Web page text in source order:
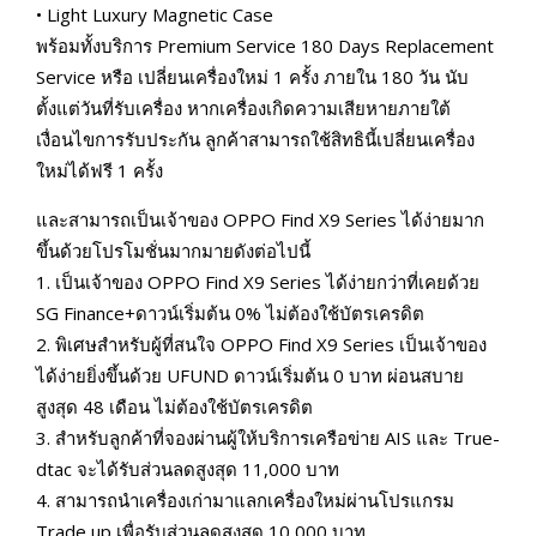
• Light Luxury Magnetic Case
พร้อมทั้งบริการ Premium Service 180 Days Replacement
Service หรือ เปลี่ยนเครื่องใหม่ 1 ครั้ง ภายใน 180 วัน นับ
ตั้งแต่วันที่รับเครื่อง หากเครื่องเกิดความเสียหายภายใต้
เงื่อนไขการรับประกัน ลูกค้าสามารถใช้สิทธินี้เปลี่ยนเครื่อง
ใหม่ได้ฟรี 1 ครั้ง
และสามารถเป็นเจ้าของ OPPO Find X9 Series ได้ง่ายมาก
ขึ้นด้วยโปรโมชั่นมากมายดังต่อไปนี้
1. เป็นเจ้าของ OPPO Find X9 Series ได้ง่ายกว่าที่เคยด้วย
SG Finance+ดาวน์เริ่มต้น 0% ไม่ต้องใช้บัตรเครดิต
2. พิเศษสำหรับผู้ที่สนใจ OPPO Find X9 Series เป็นเจ้าของ
ได้ง่ายยิ่งขึ้นด้วย UFUND ดาวน์เริ่มต้น 0 บาท ผ่อนสบาย
สูงสุด 48 เดือน ไม่ต้องใช้บัตรเครดิต
3. สำหรับลูกค้าที่จองผ่านผู้ให้บริการเครือข่าย AIS และ True-
dtac จะได้รับส่วนลดสูงสุด 11,000 บาท
4. สามารถนำเครื่องเก่ามาแลกเครื่องใหม่ผ่านโปรแกรม
Trade up เพื่อรับส่วนลดสูงสุด 10,000 บาท